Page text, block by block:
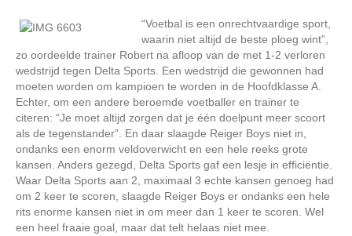
“Voetbal is een onrechtvaardige sport,
waarin niet altijd de beste ploeg wint”,
zo oordeelde trainer Robert na afloop van de met 1-2 verloren
wedstrijd tegen Delta Sports. Een wedstrijd die gewonnen had
moeten worden om kampioen te worden in de Hoofdklasse A.
Echter, om een andere beroemde voetballer en trainer te
citeren: “Je moet altijd zorgen dat je één doelpunt meer scoort
als de tegenstander”. En daar slaagde Reiger Boys niet in,
ondanks een enorm veldoverwicht en een hele reeks grote
kansen. Anders gezegd, Delta Sports gaf een lesje in efficiëntie.
Waar Delta Sports aan 2, maximaal 3 echte kansen genoeg had
om 2 keer te scoren, slaagde Reiger Boys er ondanks een hele
rits enorme kansen niet in om meer dan 1 keer te scoren. Wel
een heel fraaie goal, maar dat telt helaas niet mee.